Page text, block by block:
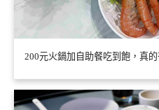
200元火鍋加自助餐吃到飽，真